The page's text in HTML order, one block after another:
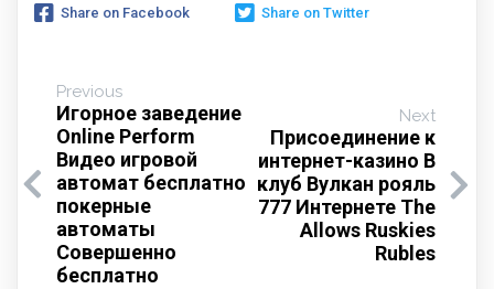
Share on Facebook Share on Twitter
Previous
Игорное заведение
Online Perform
Видео игровой
автомат бесплатно
покерные
автоматы
Совершенно
бесплатно
Next
Присоединение к
интернет-казино В
клуб Вулкан рояль
777 Интернете The
Allows Ruskies
Rubles